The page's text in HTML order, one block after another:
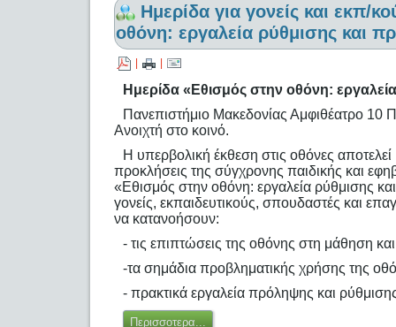
Hμερίδα για γονείς και εκπ/
οθόνη: εργαλεία ρύθμισης και
Hμερίδα «Εθισμός στην οθόνη:
Πανεπιστήμιο Μακεδονίας Αμφιθέατρο
Ανοιχτή στο κοινό.
Η υπερβολική έκθεση στις οθόνες αποτελεί
προκλήσεις της σύγχρονης παιδικής και
«Εθισμός στην οθόνη: εργαλεία ρύθμισης
γονείς, εκπαιδευτικούς, σπουδαστές και
να κατανοήσουν:
- τις επιπτώσεις της οθόνης στη μάθηση
-τα σημάδια προβληματικής χρήσης της
- πρακτικά εργαλεία πρόληψης και
Περισσοτερα...